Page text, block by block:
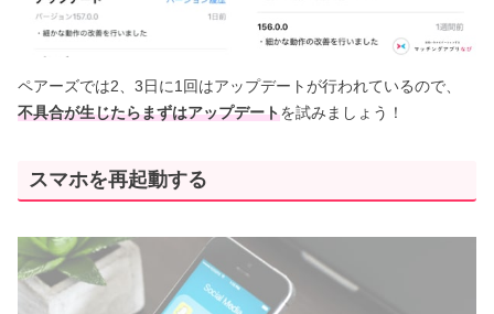
ペアーズでは2、3日に1回はアップデートが行われているので、
不具合が生じたらまずはアップデートを試みましょう！
スマホを再起動する